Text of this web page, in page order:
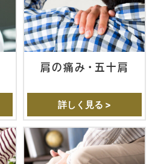
肩の痛み・五十肩
詳しく見る >